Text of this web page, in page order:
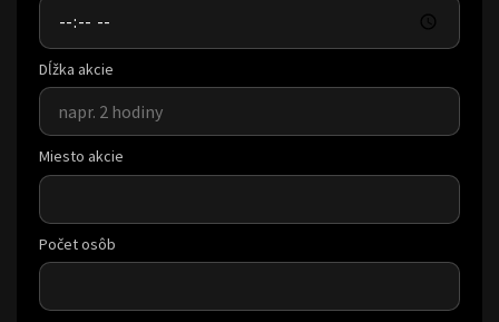
Dĺžka akcie
Miesto akcie
Počet osôb